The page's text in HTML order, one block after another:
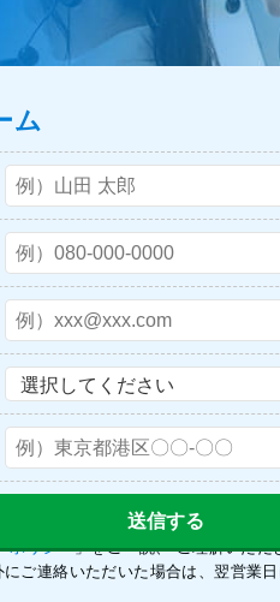
ム
ポリシー」をご一読、 ご理解いただ
ご連絡いただいた場合は、翌営業日